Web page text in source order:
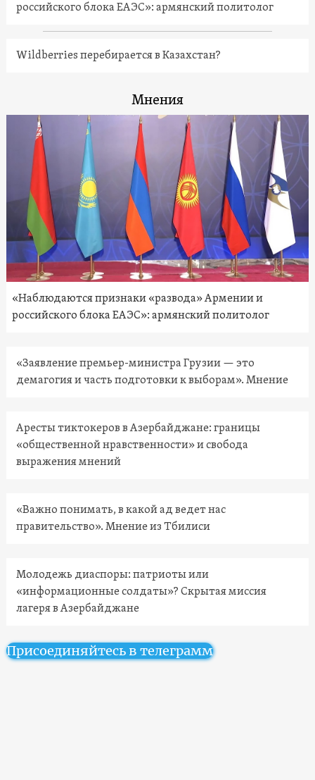
российского блока ЕАЭС»: армянский политолог
Wildberries перебирается в Казахстан?
Мнения
«Наблюдаются признаки «развода» Армении и
российского блока ЕАЭС»: армянский политолог
«Заявление премьер-министра Грузии — это
демагогия и часть подготовки к выборам». Мнение
Аресты тиктокеров в Азербайджане: границы
«общественной нравственности» и свобода
выражения мнений
«Важно понимать, в какой ад ведет нас
правительство». Мнение из Тбилиси
Молодежь диаспоры: патриоты или
«информационные солдаты»? Скрытая миссия
лагеря в Азербайджане
Присоединяйтесь в телеграмм